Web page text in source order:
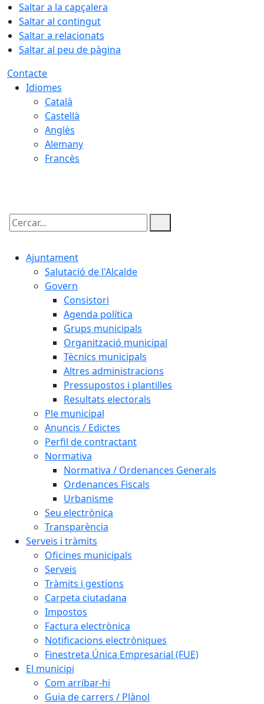
Saltar a la capçalera
Saltar al contingut
Saltar a relacionats
Saltar al peu de pàgina
Contacte
Idiomes
Català
Castellà
Anglès
Alemany
Francès
Cercar:
Ajuntament
Salutació de l'Alcalde
Govern
Consistori
Agenda política
Grups municipals
Organització municipal
Tècnics municipals
Altres administracions
Pressupostos i plantilles
Resultats electorals
Ple municipal
Anuncis / Edictes
Perfil de contractant
Normativa
Normativa / Ordenances Generals
Ordenances Fiscals
Urbanisme
Seu electrònica
Transparència
Serveis i tràmits
Oficines municipals
Serveis
Tràmits i gestions
Carpeta ciutadana
Impostos
Factura electrònica
Notificacions electròniques
Finestreta Única Empresarial (FUE)
El municipi
Com arribar-hi
Guia de carrers / Plànol